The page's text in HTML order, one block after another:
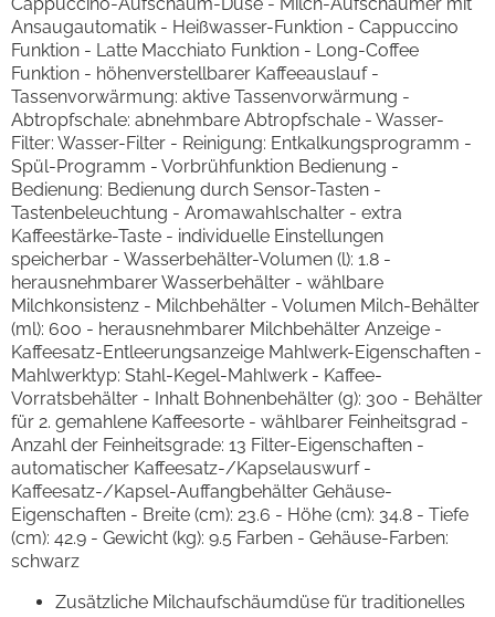
Ansaugautomatik - Heißwasser-Funktion - Cappuccino
Funktion - Latte Macchiato Funktion - Long-Coffee
Funktion - höhenverstellbarer Kaffeeauslauf -
Tassenvorwärmung: aktive Tassenvorwärmung -
Abtropfschale: abnehmbare Abtropfschale - Wasser-
Filter: Wasser-Filter - Reinigung: Entkalkungsprogramm -
Spül-Programm - Vorbrühfunktion Bedienung -
Bedienung: Bedienung durch Sensor-Tasten -
Tastenbeleuchtung - Aromawahlschalter - extra
Kaffeestärke-Taste - individuelle Einstellungen
speicherbar - Wasserbehälter-Volumen (l): 1.8 -
herausnehmbarer Wasserbehälter - wählbare
Milchkonsistenz - Milchbehälter - Volumen Milch-Behälter
(ml): 600 - herausnehmbarer Milchbehälter Anzeige -
Kaffeesatz-Entleerungsanzeige Mahlwerk-Eigenschaften -
Mahlwerktyp: Stahl-Kegel-Mahlwerk - Kaffee-
Vorratsbehälter - Inhalt Bohnenbehälter (g): 300 - Behälter
für 2. gemahlene Kaffeesorte - wählbarer Feinheitsgrad -
Anzahl der Feinheitsgrade: 13 Filter-Eigenschaften -
automatischer Kaffeesatz-/Kapselauswurf -
Kaffeesatz-/Kapsel-Auffangbehälter Gehäuse-
Eigenschaften - Breite (cm): 23.6 - Höhe (cm): 34.8 - Tiefe
(cm): 42.9 - Gewicht (kg): 9.5 Farben - Gehäuse-Farben:
schwarz
Zusätzliche Milchaufschäumdüse für traditionelles